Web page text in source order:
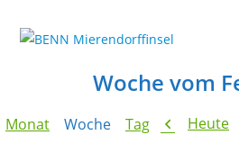
Inhalt
Woche vom
Monat Woche Tag Zurück
Heute